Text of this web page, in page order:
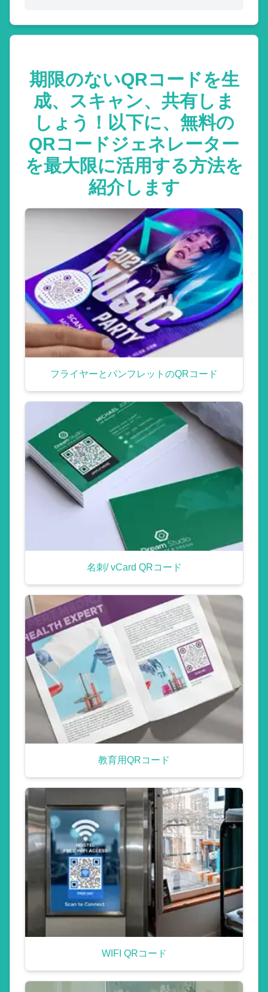
期限のないQRコードを生
成、スキャン、共有しま
しょう！以下に、無料の
QRコードジェネレーター
を最大限に活用する方法を
紹介します
フライヤーとパンフレットのQRコード
名刺/ vCard QRコード
教育用QRコード
WIFI QRコード